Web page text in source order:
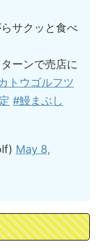
サクッと食べ
ーンで売店に
トウゴルフツ
#鰻まぶし
May 8,